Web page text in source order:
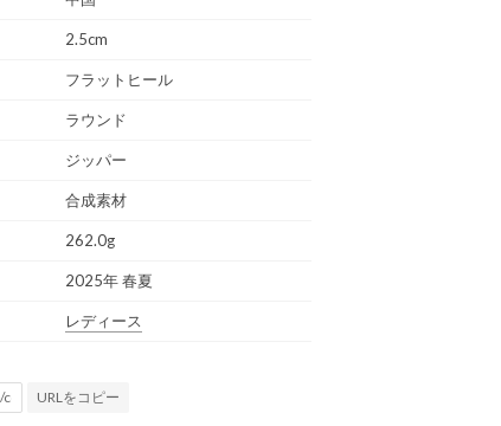
2.5cm
フラットヒール
ラウンド
ジッパー
合成素材
262.0g
2025年 春夏
レディース
URLをコピー